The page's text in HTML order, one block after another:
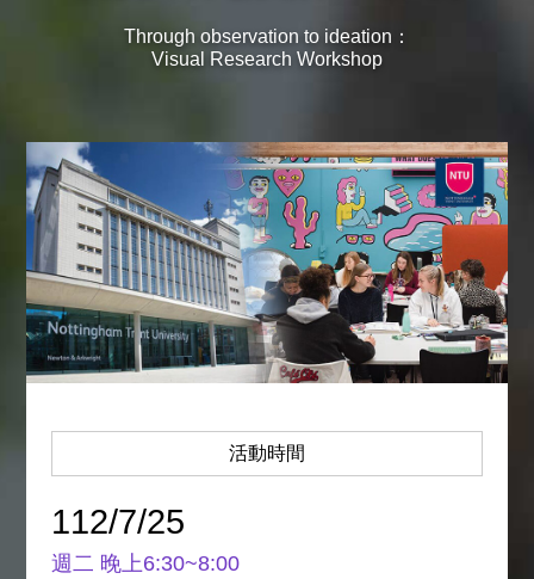
Through observation to ideation：
Visual Research Workshop
活動時間
112/7/25
週二 晚上6:30~8:00